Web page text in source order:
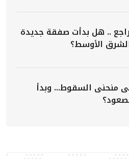
.. هل بدأت صفقة جديدة
الأوسط؟
منحنى السقوط... وبدأ